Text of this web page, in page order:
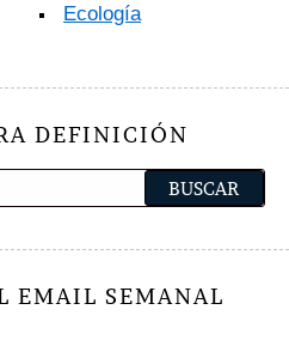
Ecología
DEFINICIÓN
EMAIL SEMANAL